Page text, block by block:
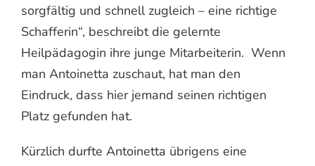
sorgfältig und schnell zugleich – eine richtige
Schafferin“, beschreibt die gelernte
Heilpädagogin ihre junge Mitarbeiterin. Wenn
man Antoinetta zuschaut, hat man den
Eindruck, dass hier jemand seinen richtigen
Platz gefunden hat.
Kürzlich durfte Antoinetta übrigens eine